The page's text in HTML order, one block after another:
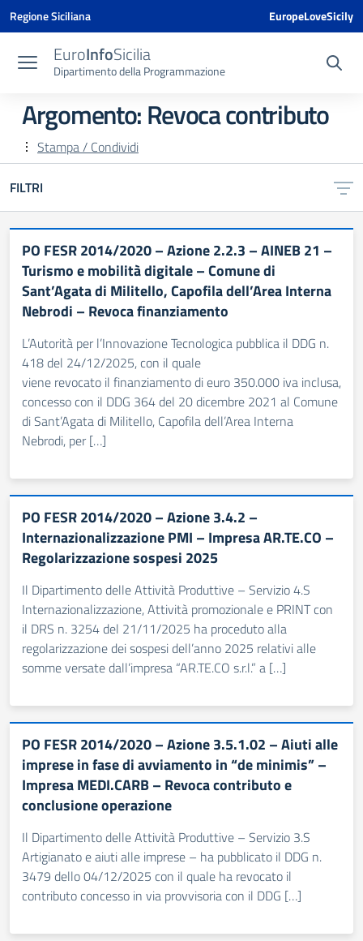
Vai ai contenuti
Vai al menu di navigazione
Vai al footer
Vai al banner delle Cookie Policy
Regione Siciliana EuropeLoveSicily
EuroInfoSicilia
Dipartimento della Programmazione
Argomento: Revoca contributo
Stampa / Condividi
FILTRI
PO FESR 2014/2020 – Azione 2.2.3 – AINEB 21 –
Turismo e mobilità digitale – Comune di
Sant’Agata di Militello, Capofila dell’Area Interna
Nebrodi – Revoca finanziamento
L’Autorità per l’Innovazione Tecnologica pubblica il DDG n.
418 del 24/12/2025, con il quale
viene revocato il finanziamento di euro 350.000 iva inclusa,
concesso con il DDG 364 del 20 dicembre 2021 al Comune
di Sant’Agata di Militello, Capofila dell’Area Interna
Nebrodi, per […]
PO FESR 2014/2020 – Azione 3.4.2 –
Internazionalizzazione PMI – Impresa AR.TE.CO –
Regolarizzazione sospesi 2025
Il Dipartimento delle Attività Produttive – Servizio 4.S
Internazionalizzazione, Attività promozionale e PRINT con
il DRS n. 3254 del 21/11/2025 ha proceduto alla
regolarizzazione dei sospesi dell’anno 2025 relativi alle
somme versate dall’impresa “AR.TE.CO s.r.l.” a […]
PO FESR 2014/2020 – Azione 3.5.1.02 – Aiuti alle
imprese in fase di avviamento in “de minimis” –
Impresa MEDI.CARB – Revoca contributo e
conclusione operazione
Il Dipartimento delle Attività Produttive – Servizio 3.S
Artigianato e aiuti alle imprese – ha pubblicato il DDG n.
3479 dello 04/12/2025 con il quale ha revocato il
contributo concesso in via provvisoria con il DDG […]